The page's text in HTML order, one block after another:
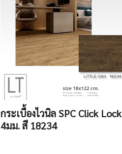
กระเบื้องไวนิล SPC Click Lock
4มม. สี 18234